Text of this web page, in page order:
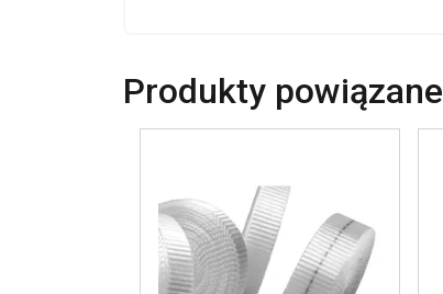
Produkty powiązane